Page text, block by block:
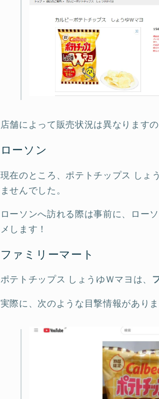
店舗によって販売状況は異なります
ローソン
現在のところ、ポテトチップス しょ
ませんでした。
ローソンへ訪れる際は事前に、ロー
メします！
ファミリーマート
ポテトチップス しょうゆＷマヨは、
実際に、次のような目撃情報がありま